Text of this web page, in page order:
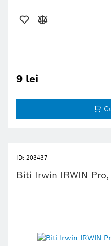
9 lei
ID: 203437
Biti Irwin IRWIN